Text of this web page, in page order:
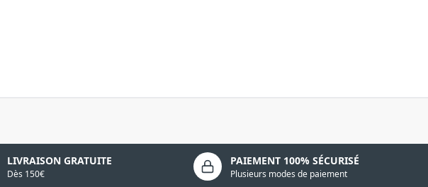
LIVRAISON GRATUITE
Dès 150€
PAIEMENT 100% SÉCURISÉ
Plusieurs modes de paiement